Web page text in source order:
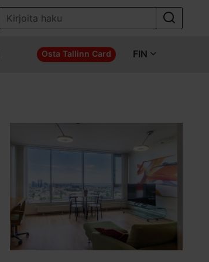
Osta Tallinn Card FIN